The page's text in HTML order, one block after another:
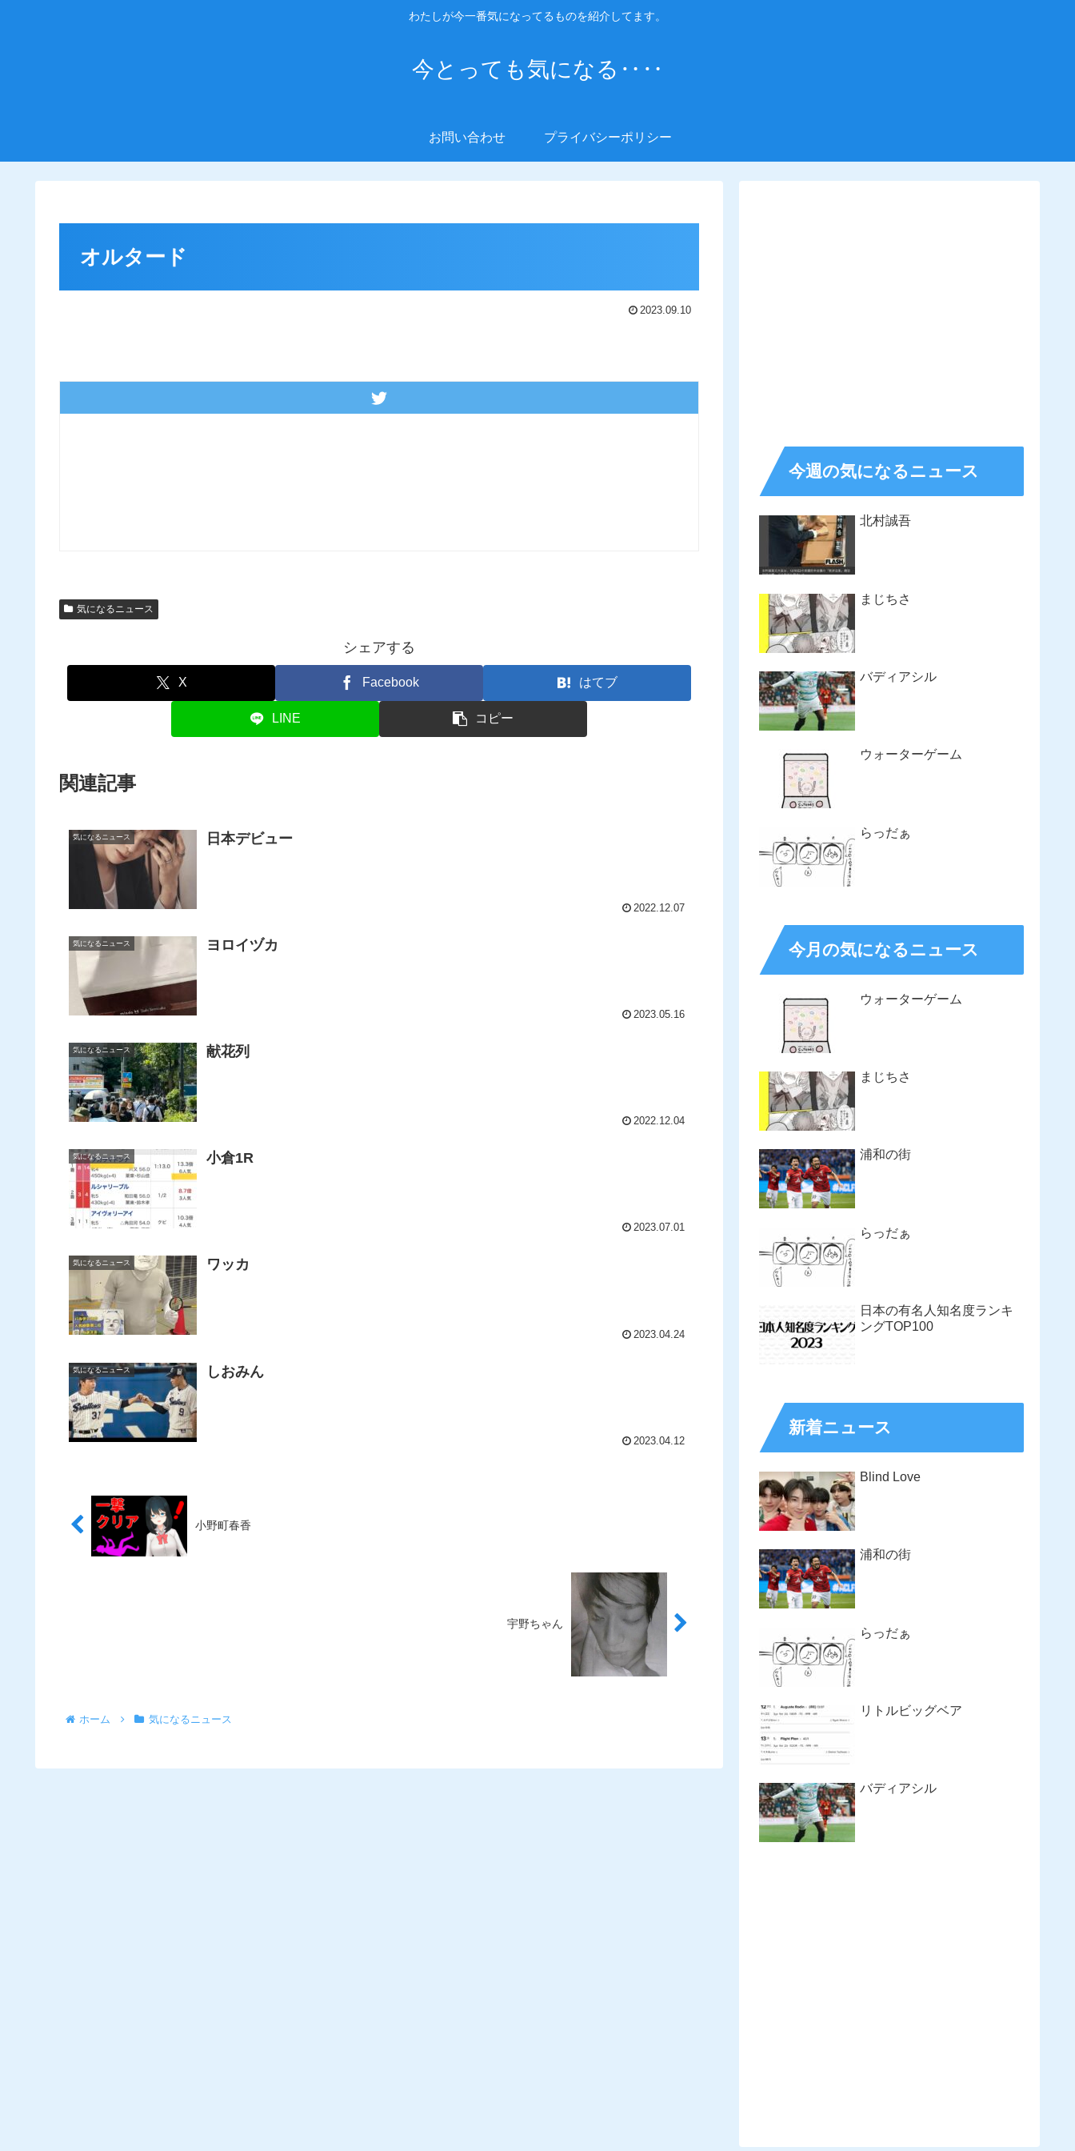
わたしが今一番気になってるものを紹介してます。
今とっても気になる‥‥
お問い合わせ プライバシーポリシー
オルタード
2023.09.10
気になるニュース
シェアする
X Facebook はてブ
LINE コピー
関連記事
気になるニュース 日本デビュー
2022.12.07
気になるニュース ヨロイヅカ
2023.05.16
気になるニュース 献花列
2022.12.04
気になるニュース 小倉1R
2023.07.01
気になるニュース ワッカ
2023.04.24
気になるニュース しおみん
2023.04.12
小野町春香
宇野ちゃん
ホーム 気になるニュース
今週の気になるニュース
北村誠吾
まじちさ
バディアシル
ウォーターゲーム
らっだぁ
今月の気になるニュース
ウォーターゲーム
まじちさ
浦和の街
らっだぁ
日本の有名人知名度ランキ
ングTOP100
新着ニュース
Blind Love
浦和の街
らっだぁ
リトルビッグベア
バディアシル